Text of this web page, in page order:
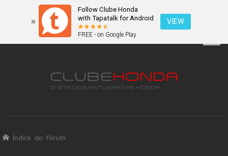
Follow Clube Honda
with Tapatalk for Android
FREE - on Google Play
VIEW
Índice do Fórum